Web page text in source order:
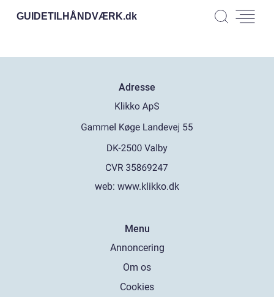
GUIDETILHÅNDVÆRK.dk
Adresse
web: www.klikko.dk
Menu
Annoncering
Om os
Cookies